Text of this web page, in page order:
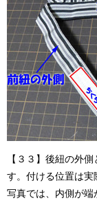
【３３】後紐の外
す。付ける位置は実
写真では、内側が端